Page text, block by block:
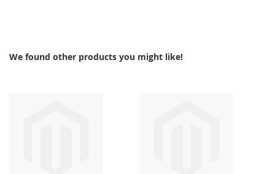
We found other products you might like!